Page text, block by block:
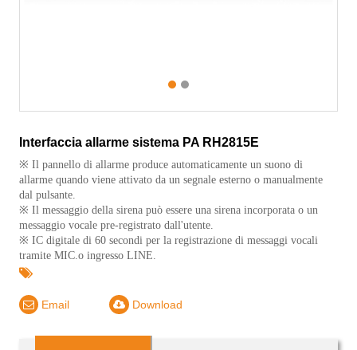
Interfaccia allarme sistema PA RH2815E
※ Il pannello di allarme produce automaticamente un suono di
allarme quando viene attivato da un segnale esterno o manualmente
dal pulsante.
※ Il messaggio della sirena può essere una sirena incorporata o un
messaggio vocale pre-registrato dall'utente.
※ IC digitale di 60 secondi per la registrazione di messaggi vocali
tramite MIC.o ingresso LINE.
Email Download